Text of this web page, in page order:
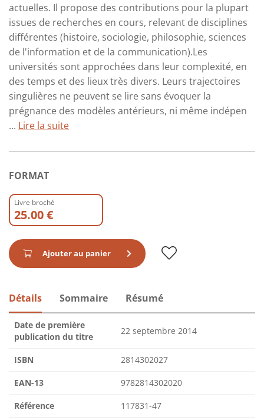
actuelles. Il propose des contributions pour la plupart
issues de recherches en cours, relevant de disciplines
différentes (histoire, sociologie, philosophie, sciences
de l'information et de la communication).Les
universités sont approchées dans leur complexité, en
des temps et des lieux très divers. Leurs trajectoires
singulières ne peuvent se lire sans évoquer la
prégnance des modèles antérieurs, ni même indépen
... Lire la suite
FORMAT
Livre broché
25.00 €
Ajouter au panier
Détails Sommaire Résumé
Date de première
publication du titre
22 septembre 2014
ISBN 2814302027
EAN-13 9782814302020
Référence 117831-47